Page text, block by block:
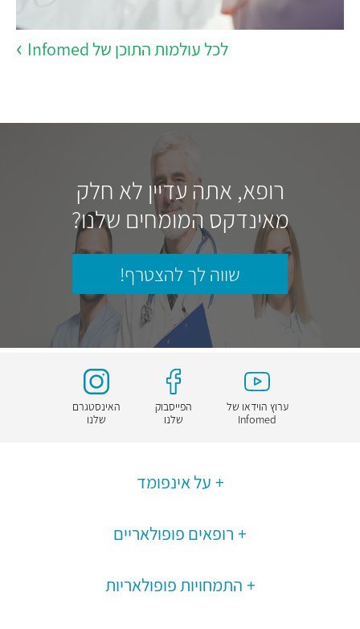
לכל עולמות התוכן של Infomed
רופא, אתה עדיין לא חלק
מאינדקס המומחים שלנו?
שווה לך להצטרף!
ערוץ הוידאו של
Infomed
הפייסבוק
שלנו
האינסטגרם
שלנו
על אינפומד
רופאים פופולאריים
התמחויות פופולאריות